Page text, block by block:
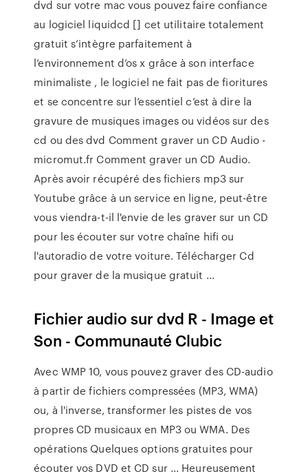
dvd sur votre mac vous pouvez faire confiance
au logiciel liquidcd [] cet utilitaire totalement
gratuit s’intègre parfaitement à
l’environnement d’os x grâce à son interface
minimaliste , le logiciel ne fait pas de fioritures
et se concentre sur l’essentiel c’est à dire la
gravure de musiques images ou vidéos sur des
cd ou des dvd Comment graver un CD Audio -
micromut.fr Comment graver un CD Audio.
Après avoir récupéré des fichiers mp3 sur
Youtube grâce à un service en ligne, peut-être
vous viendra-t-il l'envie de les graver sur un CD
pour les écouter sur votre chaîne hifi ou
l'autoradio de votre voiture. Télécharger Cd
pour graver de la musique gratuit ...
Fichier audio sur dvd R - Image et
Son - Communauté Clubic
Avec WMP 10, vous pouvez graver des CD-audio
à partir de fichiers compressées (MP3, WMA)
ou, à l'inverse, transformer les pistes de vos
propres CD musicaux en MP3 ou WMA. Des
opérations Quelques options gratuites pour
écouter vos DVD et CD sur ... Heureusement